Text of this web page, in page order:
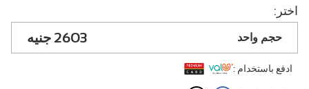
اختر:
حجم واحد 2603
ادفع باستخدام :